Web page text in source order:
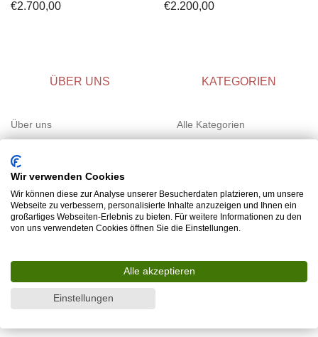
€2.700,00 €2.200,00
ÜBER UNS
Über uns
info@rosska.de
KATEGORIEN
Alle Kategorien
Sitzmöbel
Licht
Kastenmöbel
Betten
Wir verwenden Cookies
Wir können diese zur Analyse unserer Besucherdaten platzieren, um unsere
Webseite zu verbessern, personalisierte Inhalte anzuzeigen und Ihnen ein
großartiges Webseiten-Erlebnis zu bieten. Für weitere Informationen zu den
von uns verwendeten Cookies öffnen Sie die Einstellungen.
Alle akzeptieren
Einstellungen